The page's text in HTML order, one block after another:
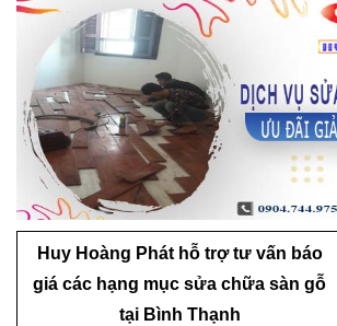
Huy Hoàng Phát hỗ trợ tư vấn báo
giá các hạng mục sửa chữa sàn gỗ
tại Bình Thạnh